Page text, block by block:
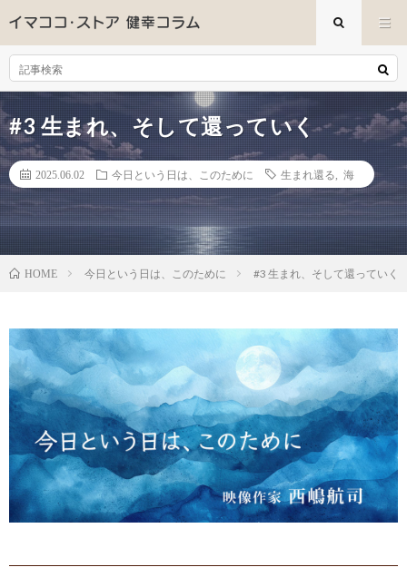
#3 生まれ、そして還っていく
2025.06.02 今日という日は、このために 生まれ還る 海
HOME 今日という日は、このために #3 生まれ、そして還っていく